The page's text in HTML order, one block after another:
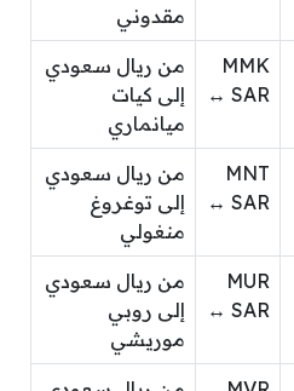
مقدوني
MMK
↔ SAR
من ريال سعودي
إلى كيات
ميانماري
MNT
↔ SAR
من ريال سعودي
إلى توغروغ
منغولي
MUR
↔ SAR
من ريال سعودي
إلى روبي
موريشي